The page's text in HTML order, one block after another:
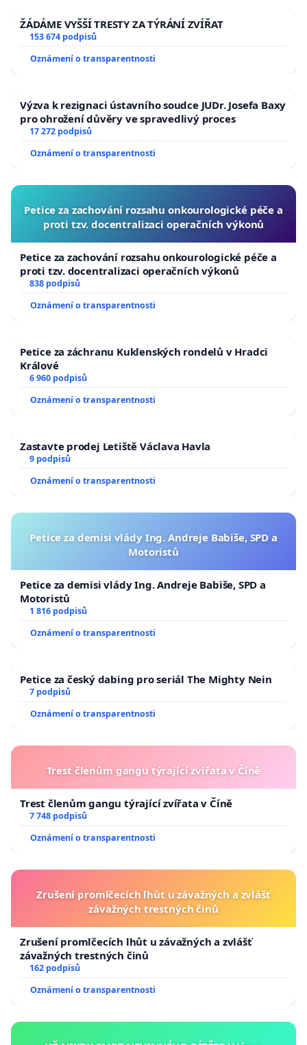
ŽÁDÁME VYŠŠÍ TRESTY ZA TÝRÁNÍ ZVÍŘAT
153 674 podpisů
Oznámení o transparentnosti
Výzva k rezignaci ústavního soudce JUDr. Josefa Baxy
pro ohrožení důvěry ve spravedlivý proces
17 272 podpisů
Oznámení o transparentnosti
Petice za zachování rozsahu onkourologické péče a
proti tzv. docentralizaci operačních výkonů
Petice za zachování rozsahu onkourologické péče a
proti tzv. docentralizaci operačních výkonů
838 podpisů
Oznámení o transparentnosti
Petice za záchranu Kuklenských rondelů v Hradci
Králové
6 960 podpisů
Oznámení o transparentnosti
Zastavte prodej Letiště Václava Havla
9 podpisů
Oznámení o transparentnosti
Petice za demisi vlády Ing. Andreje Babiše, SPD a
Motoristů
Petice za demisi vlády Ing. Andreje Babiše, SPD a
Motoristů
1 816 podpisů
Oznámení o transparentnosti
Petice za český dabing pro seriál The Mighty Nein
7 podpisů
Oznámení o transparentnosti
Trest členům gangu týrající zvířata v Číně
Trest členům gangu týrající zvířata v Číně
7 748 podpisů
Oznámení o transparentnosti
Zrušení promlčecích lhůt u závažných a zvlášť
závažných trestných činů
Zrušení promlčecích lhůt u závažných a zvlášť
závažných trestných činů
162 podpisů
Oznámení o transparentnosti